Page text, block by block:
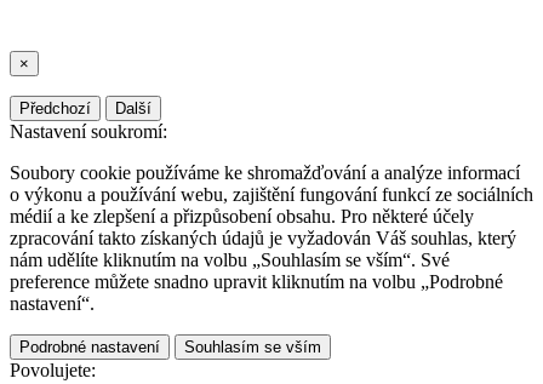
×
Předchozí Další
Nastavení soukromí:
Soubory cookie používáme ke shromažďování a analýze informací
o výkonu a používání webu, zajištění fungování funkcí ze sociálních
médií a ke zlepšení a přizpůsobení obsahu. Pro některé účely
zpracování takto získaných údajů je vyžadován Váš souhlas, který
nám udělíte kliknutím na volbu „Souhlasím se vším“. Své
preference můžete snadno upravit kliknutím na volbu „Podrobné
nastavení“.
Podrobné nastavení Souhlasím se vším
Povolujete: